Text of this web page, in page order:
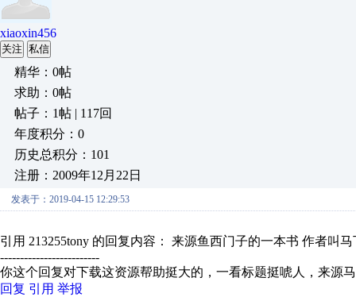
xiaoxin456
关注 私信
精华：0帖
求助：0帖
帖子：1帖 | 117回
年度积分：0
历史总积分：101
注册：2009年12月22日
发表于：2019-04-15 12:29:53
引用 213255tony 的回复内容： 来源鱼西门子的一本书 作者叫
-------------------------
你这个回复对下载这资源帮助挺大的，一看标题挺唬人，来源
回复 引用 举报